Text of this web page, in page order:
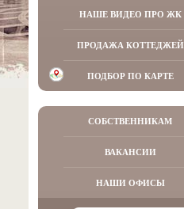
НАШЕ ВИДЕО ПРО ЖК
ПРОДАЖА КОТТЕДЖЕЙ
ПОДБОР ПО КАРТЕ
СОБСТВЕННИКАМ
ВАКАНСИИ
НАШИ ОФИСЫ